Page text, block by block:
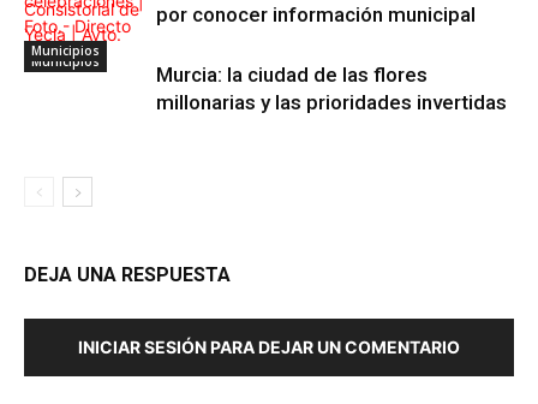
Municipios
Municipios
por conocer información municipal
Municipios
Murcia: la ciudad de las flores
millonarias y las prioridades invertidas
DEJA UNA RESPUESTA
INICIAR SESIÓN PARA DEJAR UN COMENTARIO